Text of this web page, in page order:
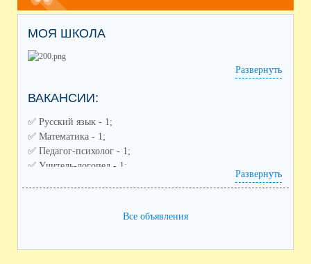
МОЯ ШКОЛА
Развернуть
ВАКАНСИИ:
✅️ Русский язык - 1;
✅️ Математика - 1;
✅️ Педагог-психолог - 1;
✅️ Учитель-логопед - 1;
Развернуть
Все объявления